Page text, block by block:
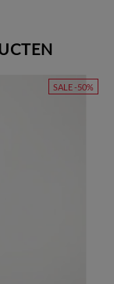
SALE -50%